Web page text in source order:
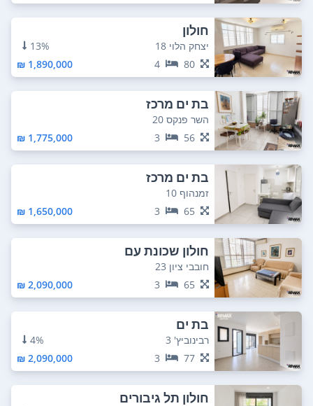
חולון
יצחק הלוי 18
13%
80
4
1,890,000 ₪
בת ים מרכז
השר פנקס 20
56
3
1,775,000 ₪
בת ים מרכז
זמנהוף 10
65
3
1,650,000 ₪
חולון שכונת עם
חובבי ציון 23
65
3
2,090,000 ₪
בת ים
רבינוביץ' 3
4%
77
3
2,090,000 ₪
חולון תל גיבורים